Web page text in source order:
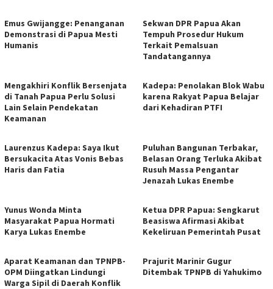
Emus Gwijangge: Penanganan
Demonstrasi di Papua Mesti
Humanis
Sekwan DPR Papua Akan
Tempuh Prosedur Hukum
Terkait Pemalsuan
Tandatangannya
Mengakhiri Konflik Bersenjata
di Tanah Papua Perlu Solusi
Lain Selain Pendekatan
Keamanan
Kadepa: Penolakan Blok Wabu
karena Rakyat Papua Belajar
dari Kehadiran PTFI
Laurenzus Kadepa: Saya Ikut
Bersukacita Atas Vonis Bebas
Haris dan Fatia
Puluhan Bangunan Terbakar,
Belasan Orang Terluka Akibat
Rusuh Massa Pengantar
Jenazah Lukas Enembe
Yunus Wonda Minta
Masyarakat Papua Hormati
Karya Lukas Enembe
Ketua DPR Papua: Sengkarut
Beasiswa Afirmasi Akibat
Kekeliruan Pemerintah Pusat
Aparat Keamanan dan TPNPB-
OPM Diingatkan Lindungi
Warga Sipil di Daerah Konflik
Prajurit Marinir Gugur
Ditembak TPNPB di Yahukimo